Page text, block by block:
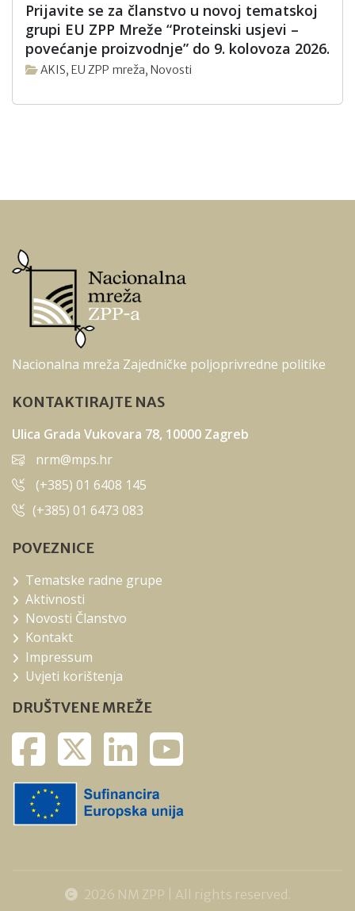
Prijavite se za članstvo u novoj tematskoj
grupi EU ZPP Mreže “Proteinski usjevi –
povećanje proizvodnje” do 9. kolovoza 2026.
AKIS, EU ZPP mreža, Novosti
Nacionalna mreža Zajedničke poljoprivredne politike
KONTAKTIRAJTE NAS
Ulica Grada Vukovara 78, 10000 Zagreb
nrm@mps.hr
(+385) 01 6408 145
(+385) 01 6473 083
POVEZNICE
Tematske radne grupe
Aktivnosti
Novosti Članstvo
Kontakt
Impressum
Uvjeti korištenja
DRUŠTVENE MREŽE
2026 NM ZPP | All rights reserved.